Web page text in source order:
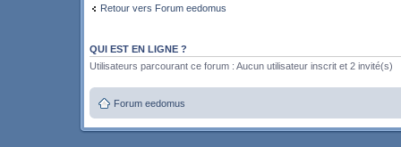
Retour vers Forum eedomus
QUI EST EN LIGNE ?
Utilisateurs parcourant ce forum : Aucun utilisateur inscrit et 2 invité(s)
Forum eedomus